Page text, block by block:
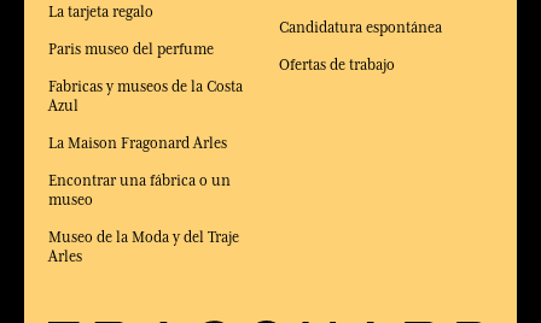
La tarjeta regalo
Paris museo del perfume
Fabricas y museos de la Costa
Azul
La Maison Fragonard Arles
Encontrar una fábrica o un
museo
Museo de la Moda y del Traje
Arles
Candidatura espontánea
Ofertas de trabajo